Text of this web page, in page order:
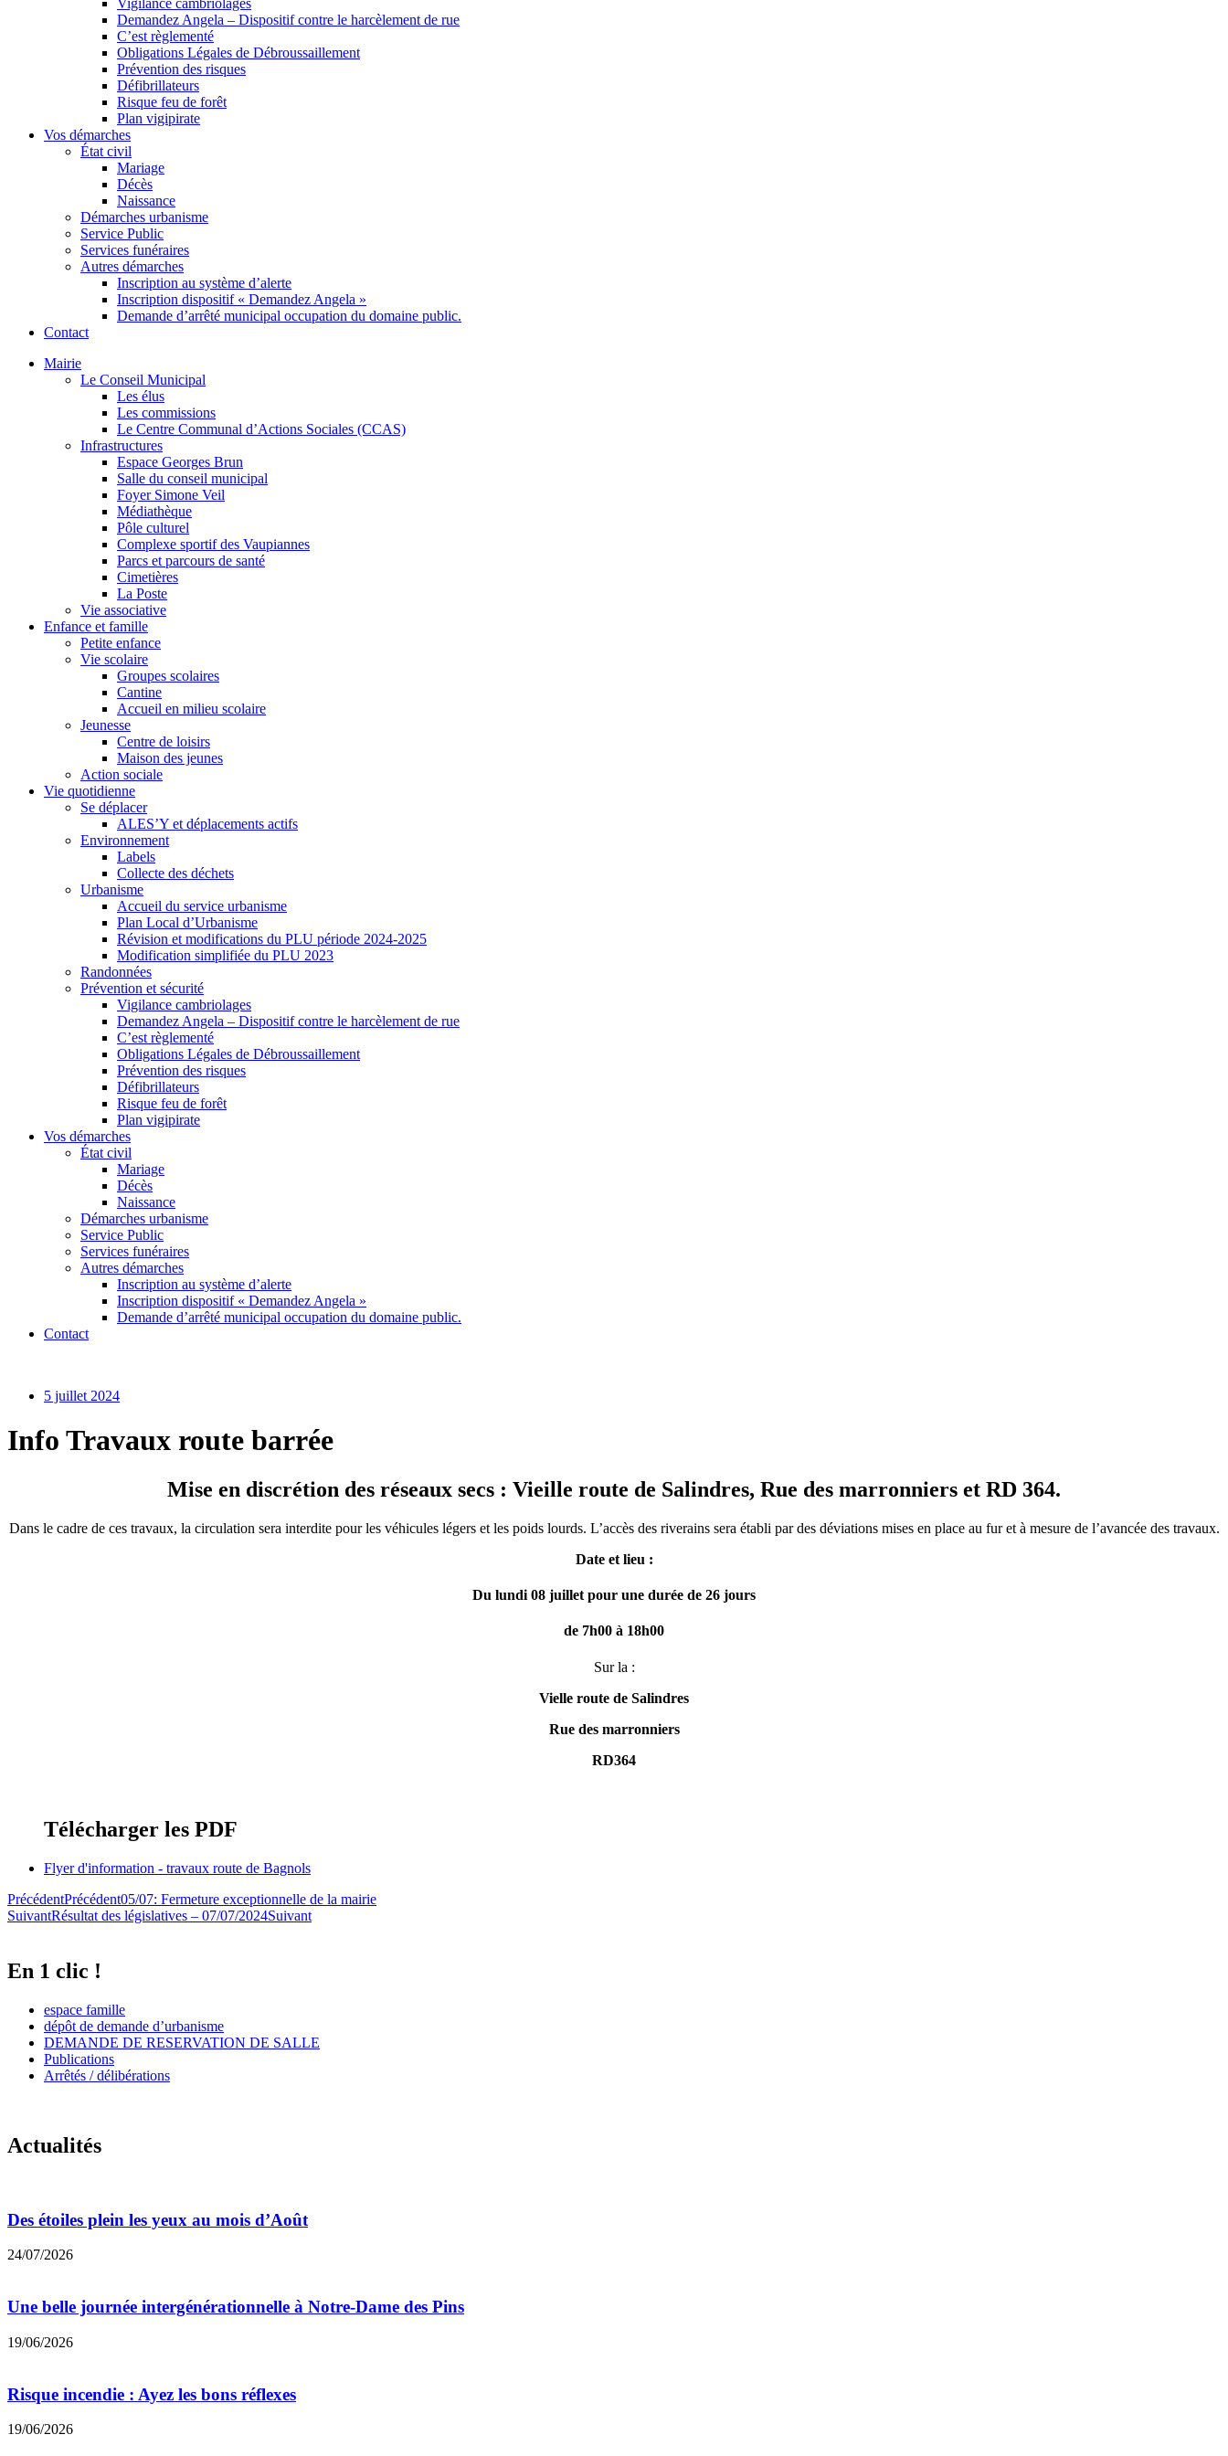
Vigilance cambriolages
Demandez Angela – Dispositif contre le harcèlement de rue
C’est règlementé
Obligations Légales de Débroussaillement
Prévention des risques
Défibrillateurs
Risque feu de forêt
Plan vigipirate
Vos démarches
État civil
Mariage
Décès
Naissance
Démarches urbanisme
Service Public
Services funéraires
Autres démarches
Inscription au système d’alerte
Inscription dispositif « Demandez Angela »
Demande d’arrêté municipal occupation du domaine public.
Contact
Mairie
Le Conseil Municipal
Les élus
Les commissions
Le Centre Communal d’Actions Sociales (CCAS)
Infrastructures
Espace Georges Brun
Salle du conseil municipal
Foyer Simone Veil
Médiathèque
Pôle culturel
Complexe sportif des Vaupiannes
Parcs et parcours de santé
Cimetières
La Poste
Vie associative
Enfance et famille
Petite enfance
Vie scolaire
Groupes scolaires
Cantine
Accueil en milieu scolaire
Jeunesse
Centre de loisirs
Maison des jeunes
Action sociale
Vie quotidienne
Se déplacer
ALES’Y et déplacements actifs
Environnement
Labels
Collecte des déchets
Urbanisme
Accueil du service urbanisme
Plan Local d’Urbanisme
Révision et modifications du PLU période 2024-2025
Modification simplifiée du PLU 2023
Randonnées
Prévention et sécurité
Vigilance cambriolages
Demandez Angela – Dispositif contre le harcèlement de rue
C’est règlementé
Obligations Légales de Débroussaillement
Prévention des risques
Défibrillateurs
Risque feu de forêt
Plan vigipirate
Vos démarches
État civil
Mariage
Décès
Naissance
Démarches urbanisme
Service Public
Services funéraires
Autres démarches
Inscription au système d’alerte
Inscription dispositif « Demandez Angela »
Demande d’arrêté municipal occupation du domaine public.
Contact
5 juillet 2024
Info Travaux route barrée
Mise en discrétion des réseaux secs : Vieille route de Salindres, Rue des marronniers et RD 364.
Dans le cadre de ces travaux, la circulation sera interdite pour les véhicules légers et les poids lourds. L’accès des riverains sera établi par des déviations mises en place au fur et à mesure de l’avancée des travaux.
Date et lieu :
Du lundi 08 juillet pour une durée de 26 jours
de 7h00 à 18h00
Sur la :
Vielle route de Salindres
Rue des marronniers
RD364
Télécharger les PDF
Flyer d'information - travaux route de Bagnols
PrécédentPrécédent05/07: Fermeture exceptionnelle de la mairie
SuivantRésultat des législatives – 07/07/2024Suivant
En 1 clic !
espace famille
dépôt de demande d’urbanisme
DEMANDE DE RESERVATION DE SALLE
Publications
Arrêtés / délibérations
Actualités
Des étoiles plein les yeux au mois d’Août
24/07/2026
Une belle journée intergénérationnelle à Notre-Dame des Pins
19/06/2026
Risque incendie : Ayez les bons réflexes
19/06/2026